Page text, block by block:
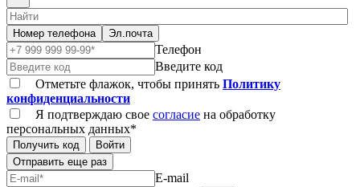
Номер телефона Эл.почта
Телефон
Введите код
Отметьте флажок, чтобы принять Политику
конфиденциальности
Я подтверждаю свое согласие на обработку
персональных данных*
Получить код
Войти
Отправить еще раз
E-mail